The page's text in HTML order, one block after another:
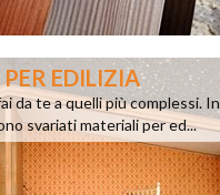
EDILIZIA
da te a quelli più complessi. In
svariati materiali per ed...